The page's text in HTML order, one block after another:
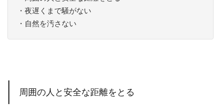
・夜遅くまで騒がない
・自然を汚さない
周囲の人と安全な距離をとる